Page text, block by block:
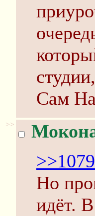
Сам
>>
Но
идёт.